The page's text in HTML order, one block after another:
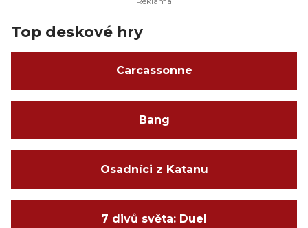
Top deskové hry
Carcassonne
Bang
Osadníci z Katanu
7 divů světa: Duel